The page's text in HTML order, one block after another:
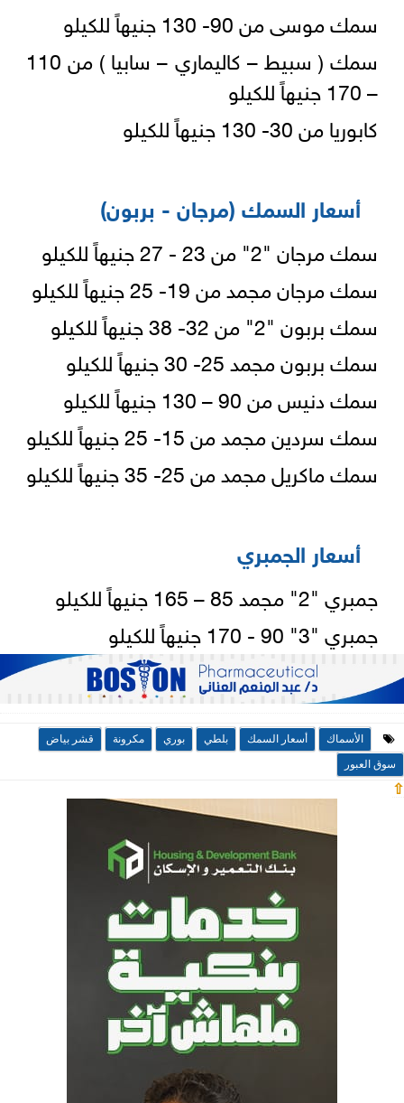
سمك موسى من 90- 130 جنيهاً للكيلو
سمك ( سبيط – كاليماري – سابيا ) من 110
– 170 جنيهاً للكيلو
كابوريا من 30- 130 جنيهاً للكيلو
أسعار السمك (مرجان - بربون)
سمك مرجان "2" من 23 - 27 جنيهاً للكيلو
سمك مرجان مجمد من 19- 25 جنيهاً للكيلو
سمك بربون "2" من 32- 38 جنيهاً للكيلو
سمك بربون مجمد 25- 30 جنيهاً للكيلو
سمك دنيس من 90 – 130 جنيهاً للكيلو
سمك سردين مجمد من 15- 25 جنيهاً للكيلو
سمك ماكريل مجمد من 25- 35 جنيهاً للكيلو
أسعار الجمبري
جمبري "2" مجمد 85 – 165 جنيهاً للكيلو
جمبري "3" 90 - 170 جنيهاً للكيلو
الأسماك أسعار السمك بلطي بوري مكرونة
قشر بياض
سوق العبور
⇧